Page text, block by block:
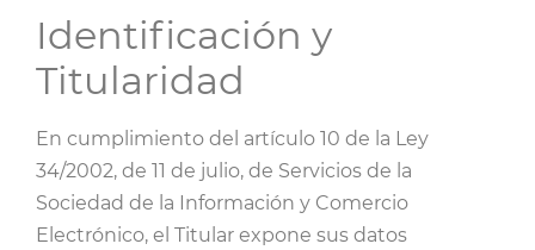
Identificación y
Titularidad
En cumplimiento del artículo 10 de la Ley
34/2002, de 11 de julio, de Servicios de la
Sociedad de la Información y Comercio
Electrónico, el Titular expone sus datos